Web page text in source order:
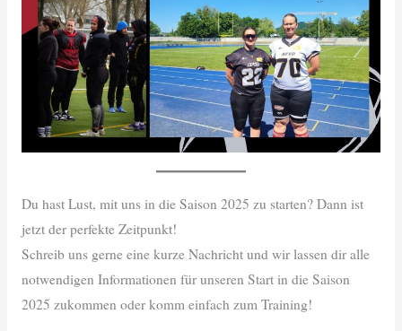
Du hast Lust, mit uns in die Saison 2025 zu starten? Dann ist
jetzt der perfekte Zeitpunkt!
Schreib uns gerne eine kurze Nachricht und wir lassen dir alle
notwendigen Informationen für unseren Start in die Saison
2025 zukommen oder komm einfach zum Training!